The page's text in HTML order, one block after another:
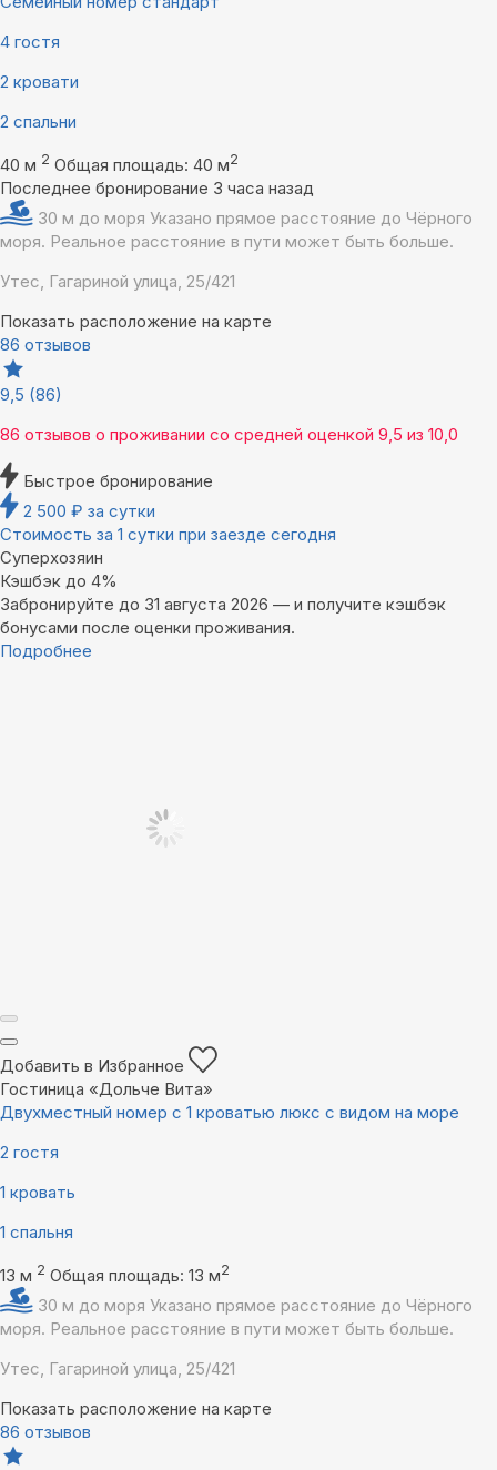
4 гостя
2 кровати
2 спальни
40 м 2 Общая площадь: 40 м2
Последнее бронирование 3 часа назад
30 м до моря Указано прямое расстояние до Чёрного
моря. Реальное расстояние в пути может быть больше.
Утес, Гагариной улица, 25/421
Показать расположение на карте
86 отзывов
9,5 (86)
86 отзывов о проживании со средней оценкой 9,5 из 10,0
Быстрое бронирование
2 500 ₽ за сутки
Стоимость за 1 сутки при заезде сегодня
Суперхозяин
Кэшбэк до 4%
Забронируйте до 31 августа 2026 — и получите кэшбэк
бонусами после оценки проживания.
Подробнее
Добавить в Избранное
Гостиница «Дольче Вита»
Двухместный номер с 1 кроватью люкс с видом на море
2 гостя
1 кровать
1 спальня
13 м 2 Общая площадь: 13 м2
30 м до моря Указано прямое расстояние до Чёрного
моря. Реальное расстояние в пути может быть больше.
Утес, Гагариной улица, 25/421
Показать расположение на карте
86 отзывов